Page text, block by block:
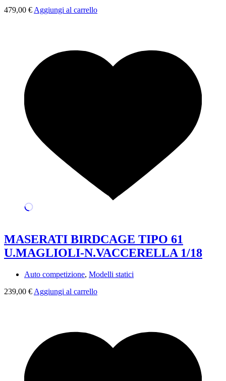
479,00 € Aggiungi al carrello
MASERATI BIRDCAGE TIPO 61
U.MAGLIOLI-N.VACCERELLA 1/18
Auto competizione, Modelli statici
239,00 € Aggiungi al carrello